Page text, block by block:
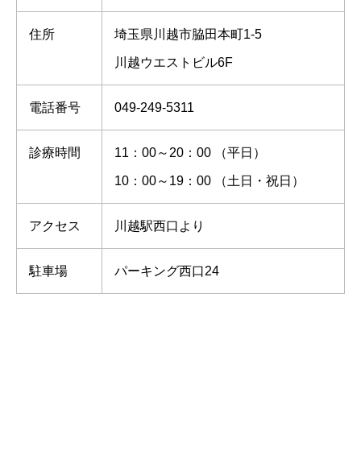
住所 埼玉県川越市脇田本町1-5
川越ウエストビル6F
電話番号 049-249-5311
診療時間 11：00～20：00 （平日）
10：00～19：00 （土日・祝日）
アクセス 川越駅西口より
駐車場 パーキング西口24